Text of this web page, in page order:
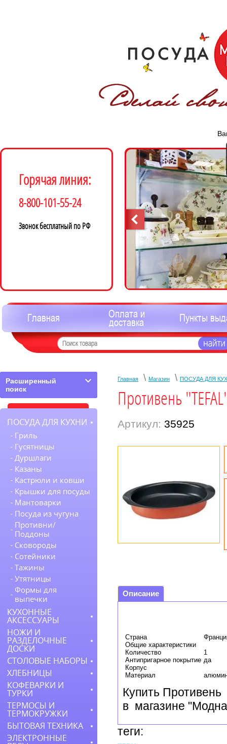
Горячая линия:
8-800-101-55-24
Звонок бесплатный по РФ
Главная Оплата и
доставка Пункты
Главная \ Магазин \ ПОСУДА ДЛЯ
Противень
Артикул: 35925
Описание
Страна
Общие характеристики
Количество
1
Антипригарное покрытие да
Корпус
Материал
Купить Противень
в магазине
теги:
Расширенный
поиск
ПОСУДА ДЛЯ КУХНИ
Гриль
Гусятницы
Дуршлаги
Казаны
Кастрюли и ковши
Крышки для посуды
Мантоварки
Посуда из чугуна
Противни/
Поддоны
Сковороды
Сотейники
Тажины
Утятницы
Формы для
выпечки
КУХОННЫЕ
АКСЕССУАРЫ
НОЖИ И
РАЗДЕЛОЧНЫЕ
ДОСКИ
СТОЛОВЫЕ НАБОРЫ
ХЛЕБНИЦЫ
КОФЕВАРКИ И
ТУРКИ
ТЕРМОСЫ И
ТЕРМОКРУЖКИ
БЫТОВАЯ ТЕХНИКА
ЭЛЕКТРОННЫЕ